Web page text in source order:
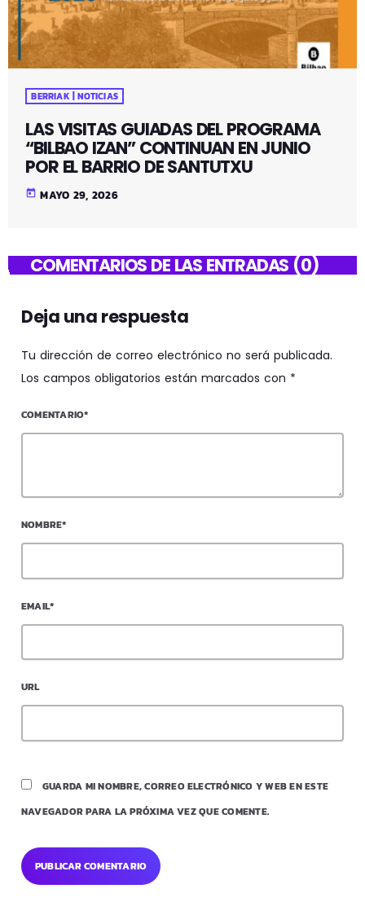
BERRIAK | NOTICIAS
LAS VISITAS GUIADAS DEL PROGRAMA
“BILBAO IZAN” CONTINUAN EN JUNIO
POR EL BARRIO DE SANTUTXU
today MAYO 29, 2026
COMENTARIOS DE LAS ENTRADAS (0)
Deja una respuesta
Tu dirección de correo electrónico no será publicada.
Los campos obligatorios están marcados con *
COMENTARIO*
NOMBRE*
EMAIL*
URL
GUARDA MI NOMBRE, CORREO ELECTRÓNICO Y WEB EN ESTE
NAVEGADOR PARA LA PRÓXIMA VEZ QUE COMENTE.